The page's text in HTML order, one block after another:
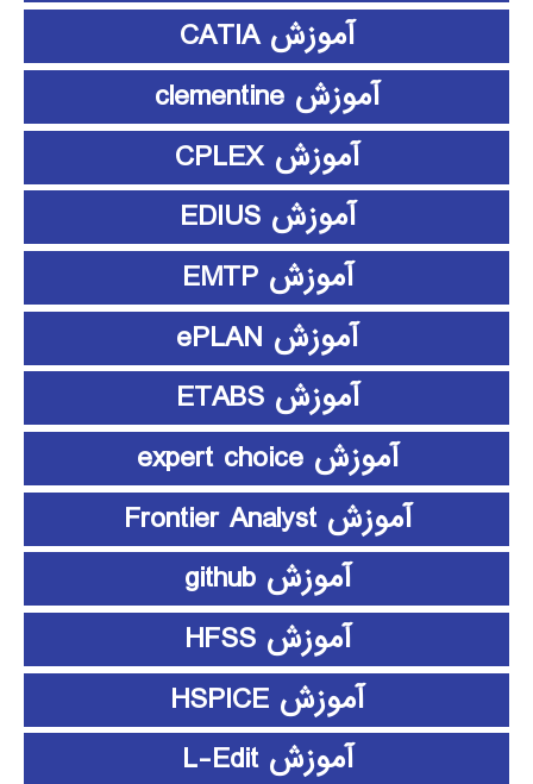
آموزش CATIA
آموزش clementine
آموزش CPLEX
آموزش EDIUS
آموزش EMTP
آموزش ePLAN
آموزش ETABS
آموزش expert choice
آموزش Frontier Analyst
آموزش github
آموزش HFSS
آموزش HSPICE
آموزش L-Edit